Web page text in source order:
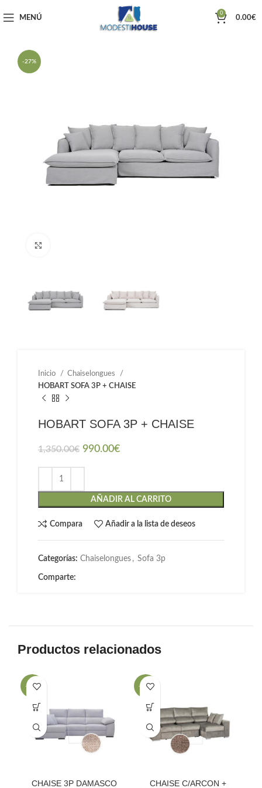
MENÚ
0
0.00€
-27%
Inicio
Chaiselongues
HOBART SOFA 3P + CHAISE
HOBART SOFA 3P + CHAISE
1,350.00€ 990.00€
AÑADIR AL CARRITO
Compara Añadir a la lista de deseos
Categorías: Chaiselongues , Sofa 3p
Comparte:
Productos relacionados
-33%
CHAISE 3P DAMASCO
-32%
CHAISE C/ARCON +